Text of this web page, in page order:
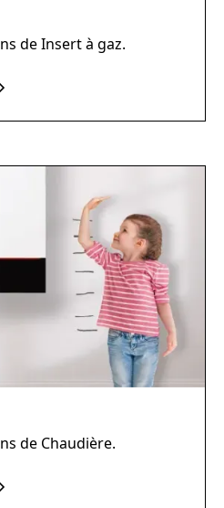
de Insert à gaz.
de Chaudière.